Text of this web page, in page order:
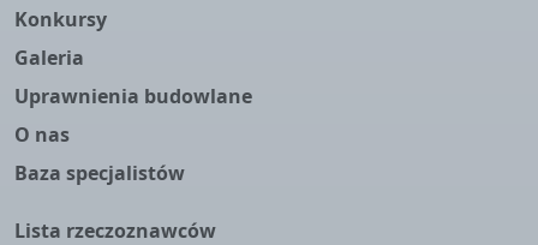
Konkursy
Galeria
Uprawnienia budowlane
O nas
Baza specjalistów
Lista rzeczoznawców